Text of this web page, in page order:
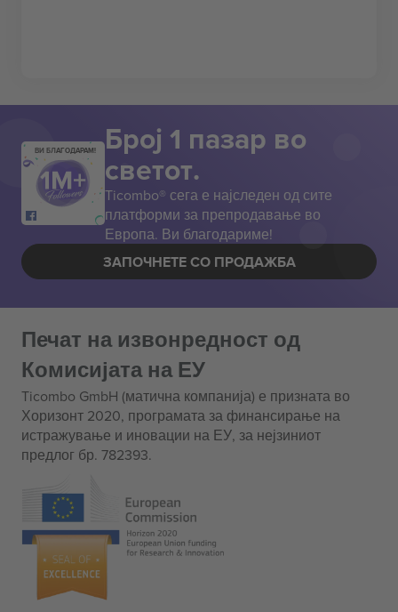
ВИ БЛАГОДАРАМ! Број 1 пазар во
светот.
Ticombo® сега е најследен од сите
платформи за препродавање во
Европа. Ви благодариме!
ЗАПОЧНЕТЕ СО ПРОДАЖБА
Печат на извонредност од
Комисијата на ЕУ
Ticombo GmbH (матична компанија) е призната во
Хоризонт 2020, програмата за финансирање на
истражување и иновации на ЕУ, за нејзиниот
предлог бр. 782393.